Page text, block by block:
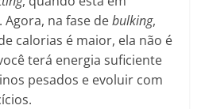
na fase debulking,
calorias é maior, ela não é
terá energia suficiente
pesados e evoluir com